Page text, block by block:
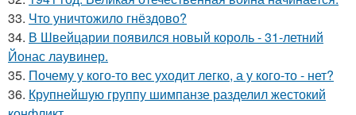
33. Что уничтожило гнёздово?
34. В Швейцарии появился новый король - 31-летний
Йонас лаувинер.
35. Почему у кого-то вес уходит легко, а у кого-то - нет?
36. Крупнейшую группу шимпанзе разделил жестокий